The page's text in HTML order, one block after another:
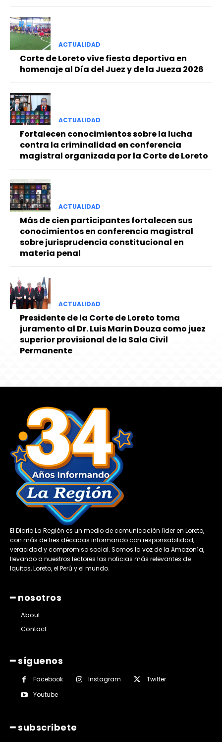
ACTUALIDAD
Corte de Loreto vive fiesta deportiva en
homenaje al Día del Juez y de la Jueza 2026
ACTUALIDAD
Fortalecen conocimientos sobre la lucha
contra la criminalidad en conferencia
magistral organizada por la Corte de Loreto
ACTUALIDAD
Más de cien participantes fortalecen sus
conocimientos en conferencia magistral
sobre jurisprudencia constitucional en
materia penal
ACTUALIDAD
Presidente de la Corte de Loreto toma
juramento al Dr. Luis Marin Douza como juez
superior provisional de la Sala Civil
Permanente
El Diario La Región es un medio de comunicación líder en Loreto,
con más de tres décadas informando con responsabilidad,
veracidad y compromiso social. Somos la voz de la Amazonía,
llevando a nuestros lectores las noticias más relevantes de
Iquitos, Loreto, el Perú y el mundo.
━ nosotros
About
Contact
━ síguenos
Facebook Instagram
Twitter
Youtube
━ subscribete